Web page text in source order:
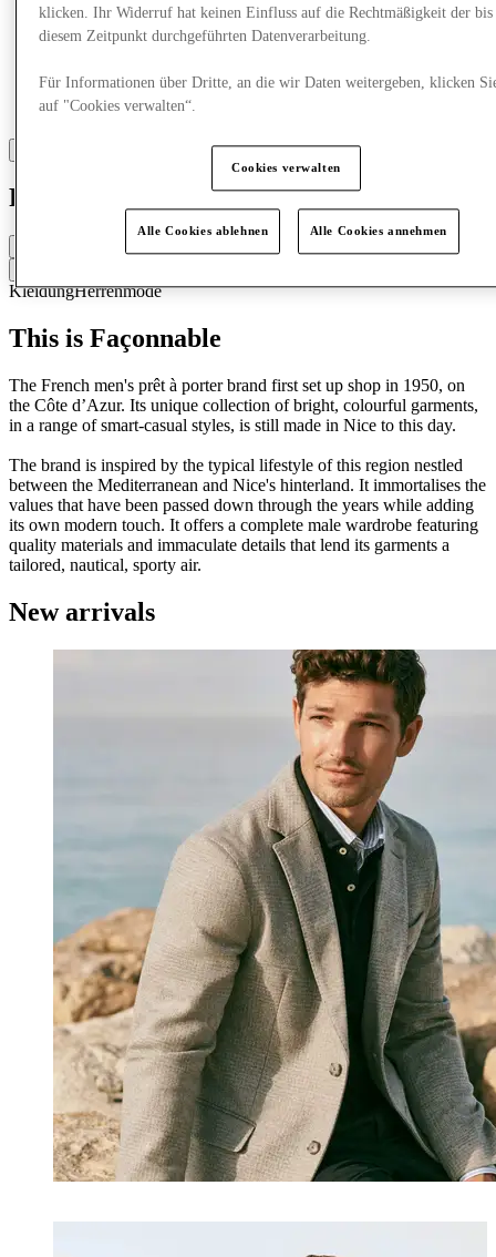
Façonnable
KleidungHerrenmode
This is Façonnable
The French men's prêt à porter brand first set up shop in 1950, on
the Côte d’Azur. Its unique collection of bright, colourful garments,
in a range of smart-casual styles, is still made in Nice to this day.
The brand is inspired by the typical lifestyle of this region nestled
between the Mediterranean and Nice's hinterland. It immortalises the
values that have been passed down through the years while adding
its own modern touch. It offers a complete male wardrobe featuring
quality materials and immaculate details that lend its garments a
tailored, nautical, sporty air.
New arrivals
klicken. Ihr Widerruf hat keinen Einfluss auf die Rechtmäßigkeit der bis
diesem Zeitpunkt durchgeführten Datenverarbeitung.
Für Informationen über Dritte, an die wir Daten weitergeben, klicken
auf "Cookies verwalten“.
Cookies verwalten
Alle Cookies ablehnen Alle Cookies annehmen